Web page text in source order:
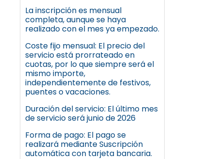
La inscripción es mensual
completa, aunque se haya
realizado con el mes ya empezado.
Coste fijo mensual: El precio del
servicio está prorrateado en
cuotas, por lo que siempre será el
mismo importe,
independientemente de festivos,
puentes o vacaciones.
Duración del servicio: El último mes
de servicio será junio de 2026
Forma de pago: El pago se
realizará mediante Suscripción
automática con tarjeta bancaria.